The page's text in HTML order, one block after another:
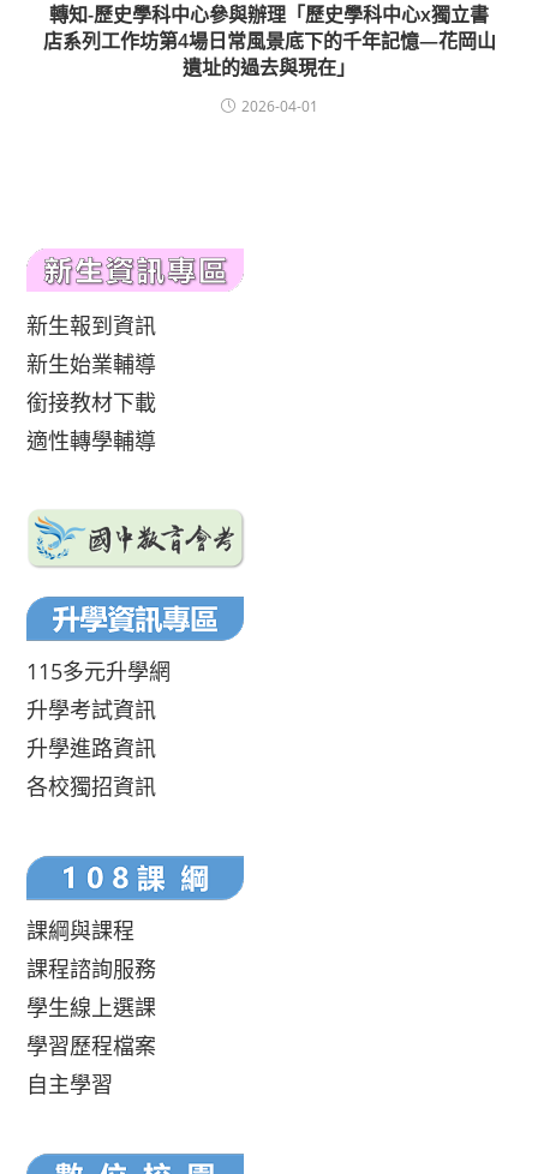
轉知-歷史學科中心參與辦理「歷史學科中心x獨立書
店系列工作坊第4場日常風景底下的千年記憶—花岡山
遺址的過去與現在」
2026-04-01
新生報到資訊
新生始業輔導
銜接教材下載
適性轉學輔導
115多元升學網
升學考試資訊
升學進路資訊
各校獨招資訊
課綱與課程
課程諮詢服務
學生線上選課
學習歷程檔案
自主學習